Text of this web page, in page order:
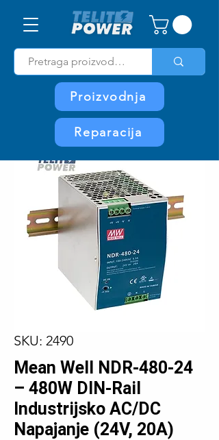
Proizvodnja
Reparacija
SKU: 2490
Mean Well NDR-480-24
– 480W DIN-Rail
Industrijsko AC/DC
Napajanje (24V, 20A)